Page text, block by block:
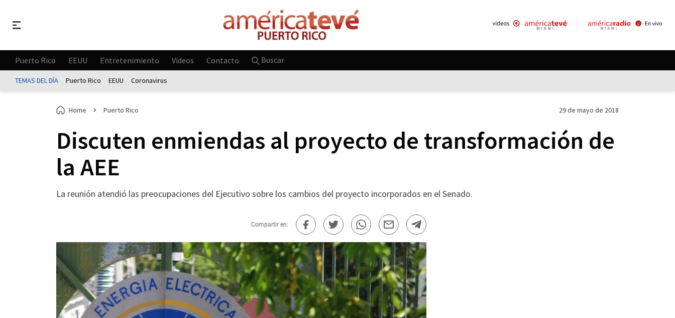
Puerto Rico EEUU Entretenimiento Videos Contacto Buscar
TEMAS DEL DÍA Puerto Rico EEUU Coronavirus
Home Puerto Rico 29 de mayo de 2018
Discuten enmiendas al proyecto de transformación de
la AEE
La reunión atendió las preocupaciones del Ejecutivo sobre los cambios del proyecto incorporados en el Senado.
Compartir en: